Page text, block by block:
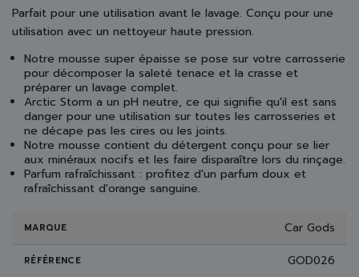
Parfait pour une utilisation avant le lavage. Conçu pour une
utilisation avec un nettoyeur haute pression.
Notre mousse super épaisse se pose sur votre carrosserie
pour décomposer la saleté tenace et la crasse et
préparer un lavage complet.
Arctic Storm a un pH neutre, ce qui signifie qu'il est sans
danger pour une utilisation sur toutes les carrosseries et
ne décape pas les cires ou les joints.
Notre mousse contient du détergent conçu pour se lier
aux minéraux nocifs et les faire disparaître lors du rinçage.
Parfum rafraîchissant : profitez d'un parfum doux et
rafraîchissant d'orange sanguine.
MARQUE Car Gods
RÉFÉRENCE GOD026